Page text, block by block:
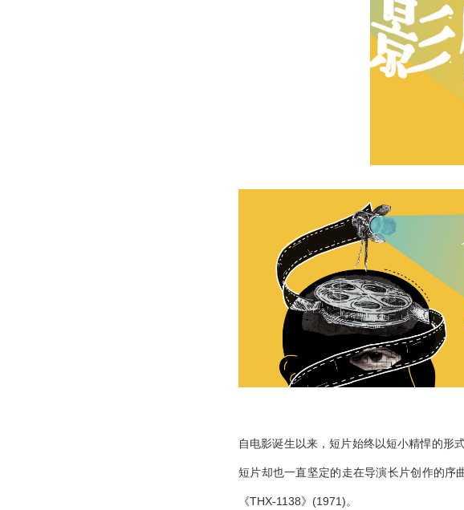
自电影诞生以来，短片始终以短小精悍的形
短片却也一直坚定的走在导演长片创作的序
《THX-1138》(1971)。